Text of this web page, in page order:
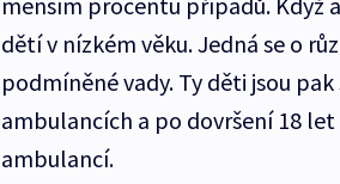
dětí v nízkém věku. Jedná se o
podmíněné vady. Ty děti jsou
ambulancích a po dovršení 18
ambulancí.